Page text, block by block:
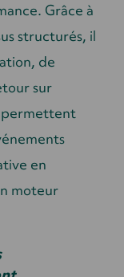
Grâce à
structurés, il
de
sur
permettent
en
moteur